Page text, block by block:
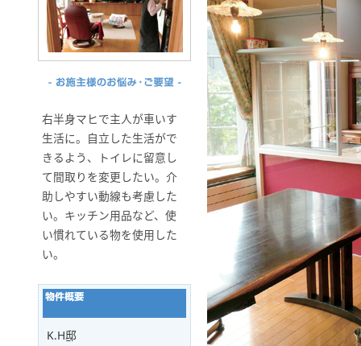
右半身マヒで主人が車いす
生活に。自立した生活がで
きるよう、トイレに留意し
て間取りを変更したい。介
助しやすい動線も考慮した
い。キッチン用品など、使
い慣れている物を使用した
い。
K.H邸